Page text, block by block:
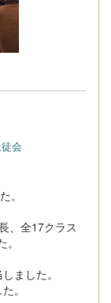
会
。
、全17クラス
ました。
。